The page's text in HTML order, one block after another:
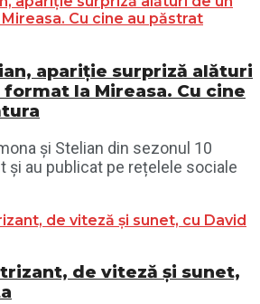
apariție surpriză alături
la Mireasa. Cu cine
și Stelian din sezonul 10
și au publicat pe rețelele sociale
de viteză și sunet,